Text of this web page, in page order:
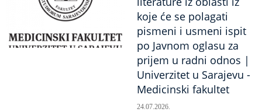
koje će se polagati
pismeni i usmeni ispit
po Javnom oglasu za
prijem u radni odnos |
Univerzitet u Sarajevu -
Medicinski fakultet
24.07.2026.